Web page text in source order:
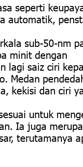
seperti
automatik,
sub-50-nm
minit dengan
lagi saiz ciri
kekisi dan ciri
untuk
Ia juga
terutamanya